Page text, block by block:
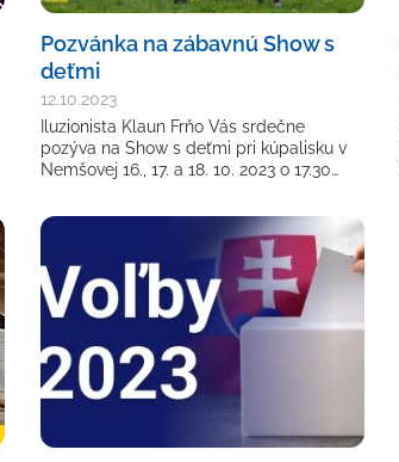
Pozvánka na zábavnú Show s
deťmi
12.10.2023
Iluzionista Klaun Frňo Vás srdečne
pozýva na Show s deťmi pri kúpalisku v
Nemšovej 16., 17. a 18. 10. 2023 o 17.30…